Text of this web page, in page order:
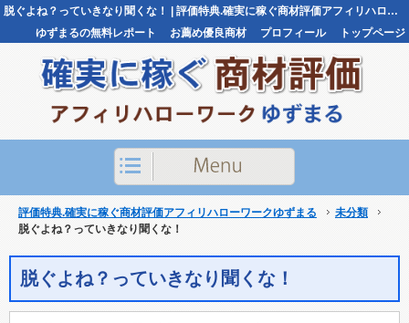
脱ぐよね？っていきなり聞くな！ | 評価特典.確実に稼ぐ商材評価アフィリハローワークゆずまる評価特典.確実に稼ぐ商材評価アフィリハローワークゆずまる
トップページ
プロフィール
お薦め優良商材
ゆずまるの無料レポート
評価特典.確実に稼ぐ商材評価アフィリハローワークゆずまる
未分類
脱ぐよね？っていきなり聞くな！
脱ぐよね？っていきなり聞くな！